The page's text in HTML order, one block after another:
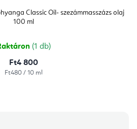
Classic Oil- szezámmasszázs olaj
100 ml
(1 db)
Ft4 800
Egységár:
Ft480 / 10 ml